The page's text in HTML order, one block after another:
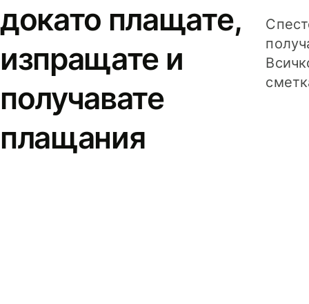
докато плащате,
изпращате и
получавате
плащания